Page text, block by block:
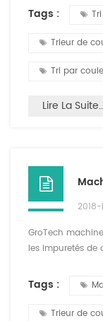
couleur de type
ou quels genres
de type de
Tags :
Trieur de
Tri par
Lire La
GroTech
les impuretés de
la couleur peut
que dans le
dégâts. Pour les
Tags :
Trieur de